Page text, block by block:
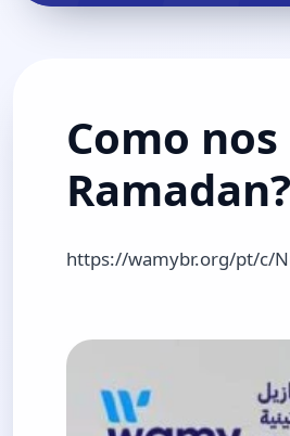
Como
Ramadan?
https://wamybr.org/pt/c/